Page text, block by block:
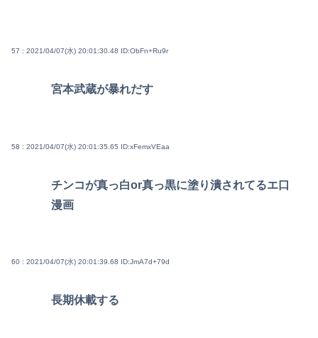
57 : 2021/04/07(水) 20:01:30.48 ID:ObFn+Ru9r
宮本武蔵が暴れだす
58 : 2021/04/07(水) 20:01:35.65 ID:xFemxVEaa
チンコが真っ白or真っ黒に塗り潰されてるエ口
漫画
60 : 2021/04/07(水) 20:01:39.68 ID:JmA7d+79d
長期休載する